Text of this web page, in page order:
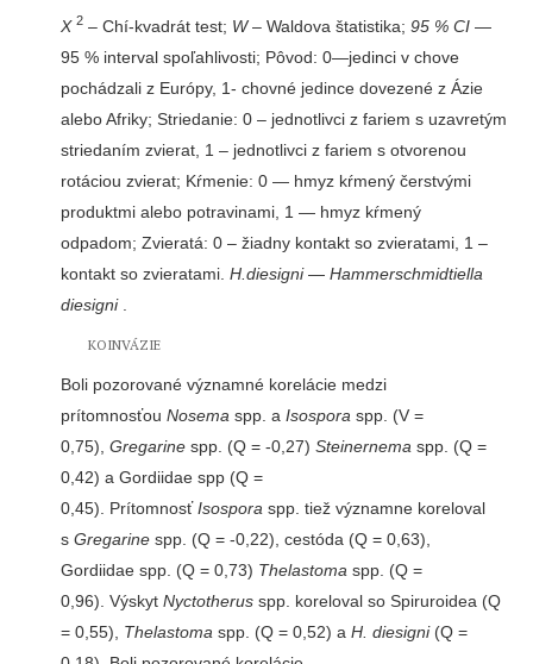
X 2– Chí-kvadrát test; W– Waldova štatistika; 95 % CI—
95 % interval spoľahlivosti; Pôvod: 0—jedinci v chove
pochádzali z Európy, 1- chovné jedince dovezené z Ázie
alebo Afriky; Striedanie: 0 – jednotlivci z fariem s uzavretým
striedaním zvierat, 1 – jednotlivci z fariem s otvorenou
rotáciou zvierat; Kŕmenie: 0 — hmyz kŕmený čerstvými
produktmi alebo potravinami, 1 — hmyz kŕmený
odpadom; Zvieratá: 0 – žiadny kontakt so zvieratami, 1 –
kontakt so zvieratami. H.diesigni— Hammerschmidtiella
diesigni.
KOINVÁZIE
Boli pozorované významné korelácie medzi
prítomnosťou Nosemaspp. a Isosporaspp. (V =
0,75), Gregarinespp. (Q = -0,27) Steinernemaspp. (Q =
0,42) a Gordiidae spp (Q =
0,45). PrítomnosťIsosporaspp. tiež významne koreloval
s Gregarinespp. (Q = -0,22), cestóda (Q = 0,63),
Gordiidae spp. (Q = 0,73) Thelastomaspp. (Q =
0,96). Výskyt Nyctotherusspp. koreloval so Spiruroidea (Q
= 0,55), Thelastomaspp. (Q = 0,52) a H. diesigni(Q =